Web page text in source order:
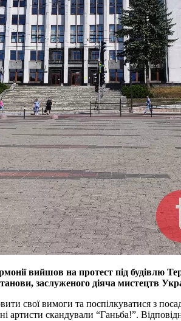
вийшов на протест під будівлю
заслуженого діяча мистецтв
свої вимоги та поспілкуватися з
артисти скандували “Ганьба!”.